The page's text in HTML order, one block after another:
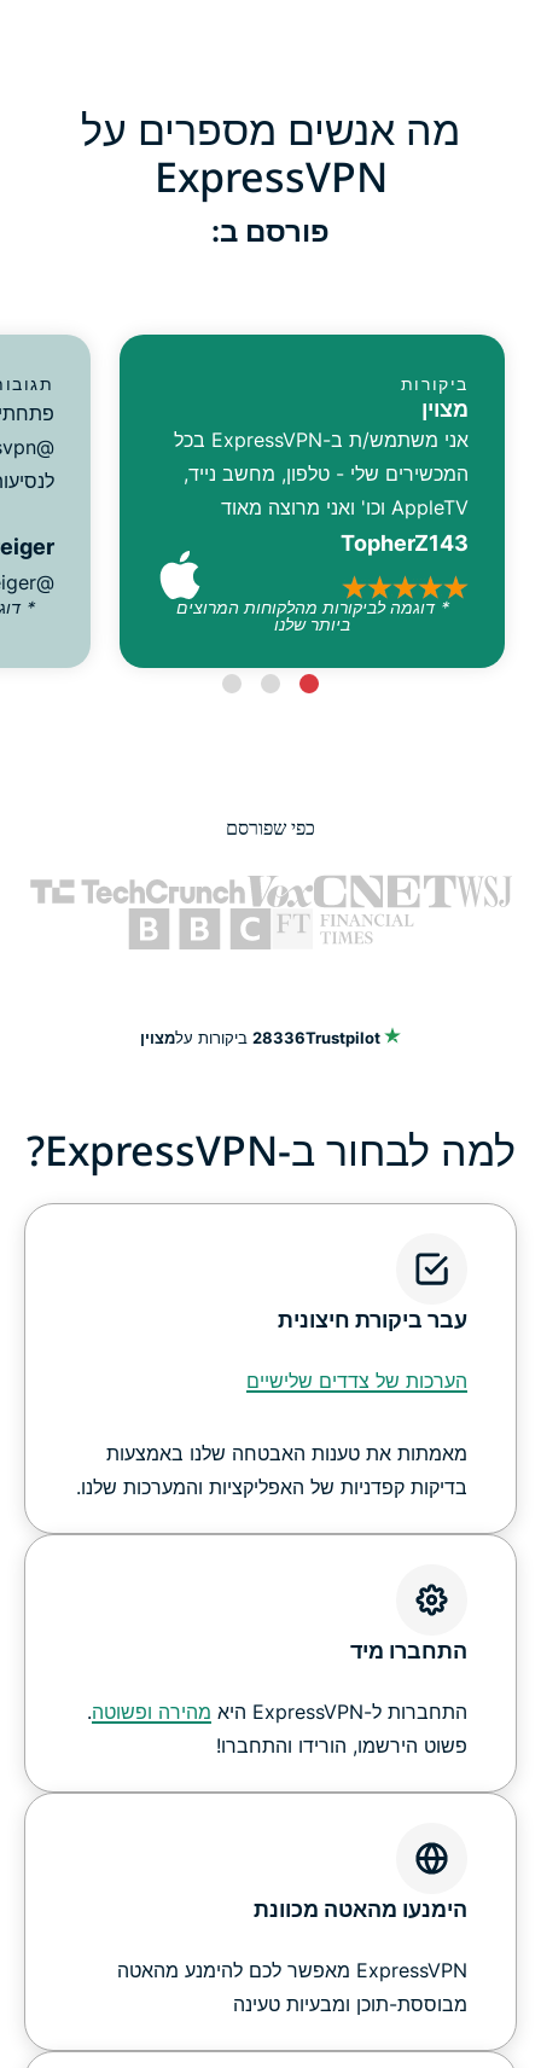
מה אנשים מספרים על
ExpressVPN
פורסם ב:
ביקורות
מצוין
אני משתמש/ת ב-ExpressVPN בכל
המכשירים שלי - טלפון, מחשב נייד,
AppleTV וכו' ואני מרוצה מאוד
TopherZ143
* דוגמה לביקורות מהלקוחות המרוצים
ביותר שלנו
@D_Geiger
*
כפי שפורסם
מצוין 28336 ביקורות על Trustpilot
למה לבחור ב-ExpressVPN?
עבר ביקורת חיצונית
הערכות של צדדים שלישיים
מאמתות את טענות האבטחה שלנו באמצעות
בדיקות קפדניות של האפליקציות והמערכות שלנו.
התחברו מיד
התחברות ל-ExpressVPN היא מהירה ופשוטה.
פשוט הירשמו, הורידו והתחברו!
הימנעו מהאטה מכוונת
ExpressVPN מאפשר לכם להימנע מהאטה
מבוססת-תוכן ומבעיות טעינה